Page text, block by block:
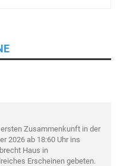
Zusammenkunft in der
2026 ab 18:60 Uhr ins
Haus in
Erscheinen gebeten.